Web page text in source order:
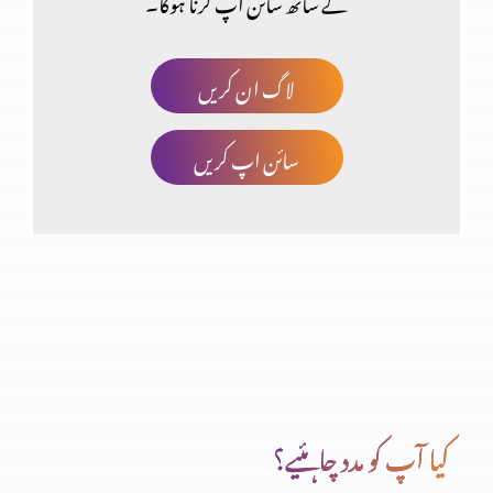
فلپیوں کا خط (حصہ 1)
اعتماد کا امتحان
صحیح یا غلط ذہنیت (حصہ 2)
لاگ ان کریں
سائن اپ کریں
کیا آپ کو مدد چاہئیے؟